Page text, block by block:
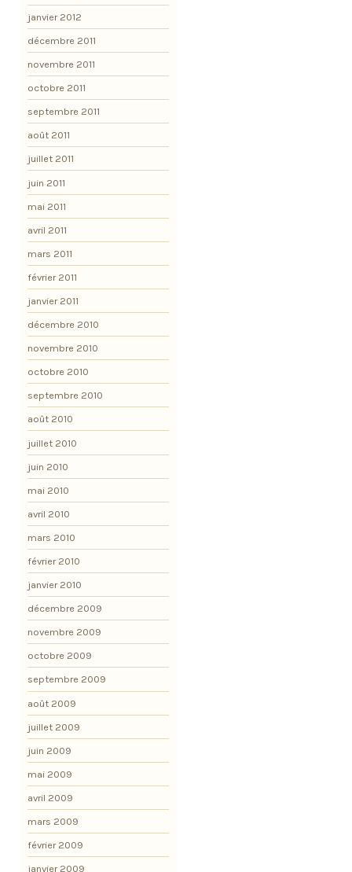
janvier 2012
décembre 2011
novembre 2011
octobre 2011
septembre 2011
août 2011
juillet 2011
juin 2011
mai 2011
avril 2011
mars 2011
février 2011
janvier 2011
décembre 2010
novembre 2010
octobre 2010
septembre 2010
août 2010
juillet 2010
juin 2010
mai 2010
avril 2010
mars 2010
février 2010
janvier 2010
décembre 2009
novembre 2009
octobre 2009
septembre 2009
août 2009
juillet 2009
juin 2009
mai 2009
avril 2009
mars 2009
février 2009
janvier 2009